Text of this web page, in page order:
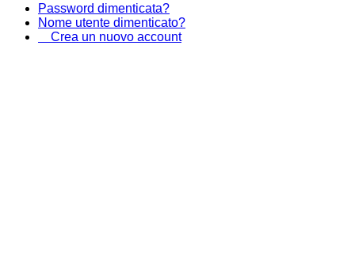
Password dimenticata?
Nome utente dimenticato?
Crea un nuovo account